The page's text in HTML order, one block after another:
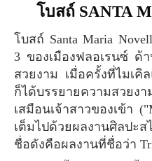
โบสถ์ SANTA
โบสถ์ Santa Maria Novella เป็นโบสถ์ที่ใหญ่เป็นอันดับ
3 ของเมืองฟลอเรนซ์ ด้
สวยงาม เมื่อครั้งที่ไมเคิ
ก็ได้บรรยายความสวยง
เสมือนเจ้าสาวของเข้า
เต็มไปด้วยผลงานศิลปะส
ชื่อดังคือผลงานที่ชื่อว่า